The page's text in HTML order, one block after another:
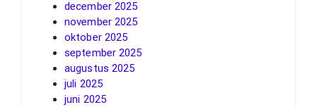
december 2025
november 2025
oktober 2025
september 2025
augustus 2025
juli 2025
juni 2025